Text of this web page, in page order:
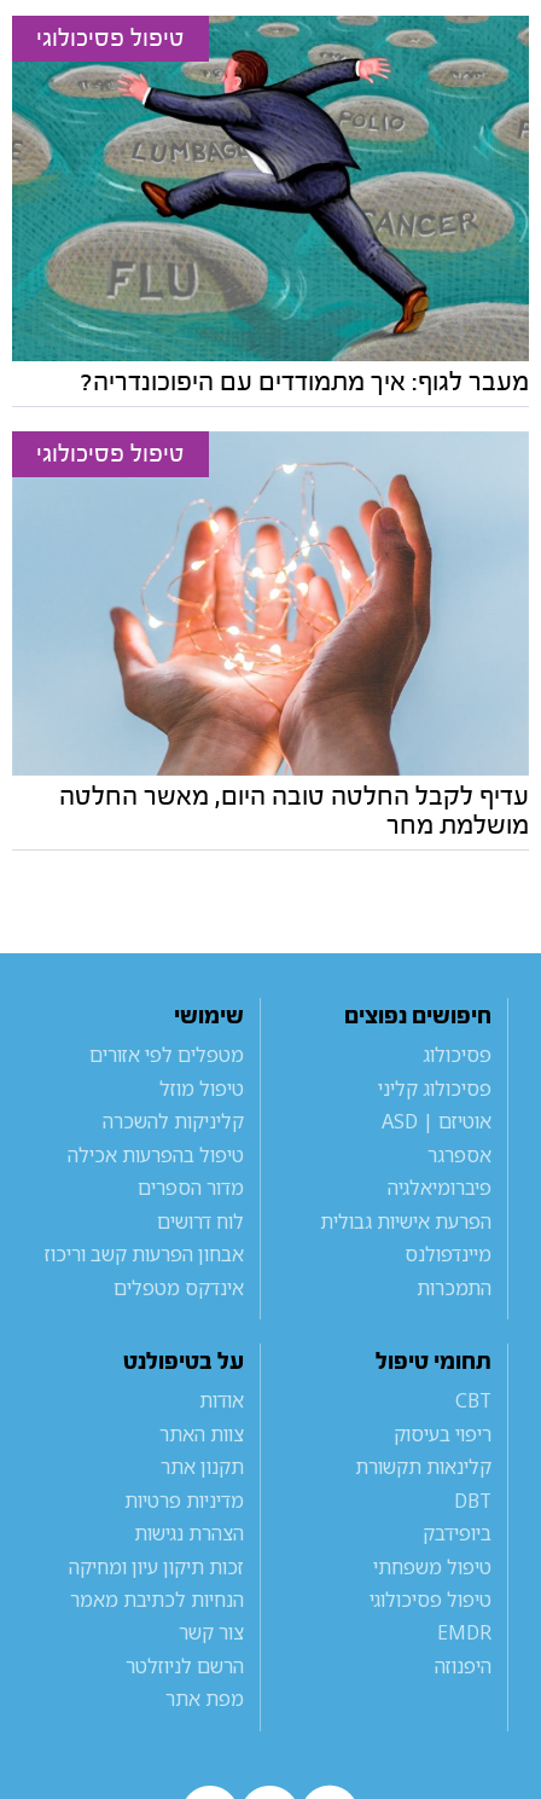
טיפול פסיכולוגי
מעבר לגוף: איך מתמודדים עם היפוכונדריה?
טיפול פסיכולוגי
עדיף לקבל החלטה טובה היום, מאשר החלטה
מושלמת מחר
חיפושים נפוצים
פסיכולוג
פסיכולוג קליני
אוטיזם | ASD
אספרגר
פיברומיאלגיה
הפרעת אישיות גבולית
מיינדפולנס
התמכרות
שימושי
מטפלים לפי אזורים
טיפול מוזל
קליניקות להשכרה
טיפול בהפרעות אכילה
מדור הספרים
לוח דרושים
אבחון הפרעות קשב וריכוז
אינדקס מטפלים
תחומי טיפול
CBT
ריפוי בעיסוק
קלינאות תקשורת
DBT
ביופידבק
טיפול משפחתי
טיפול פסיכולוגי
EMDR
היפנוזה
על בטיפולנט
אודות
צוות האתר
תקנון אתר
מדיניות פרטיות
הצהרת נגישות
זכות תיקון עיון ומחיקה
הנחיות לכתיבת מאמר
צור קשר
הרשם לניוזלטר
מפת אתר